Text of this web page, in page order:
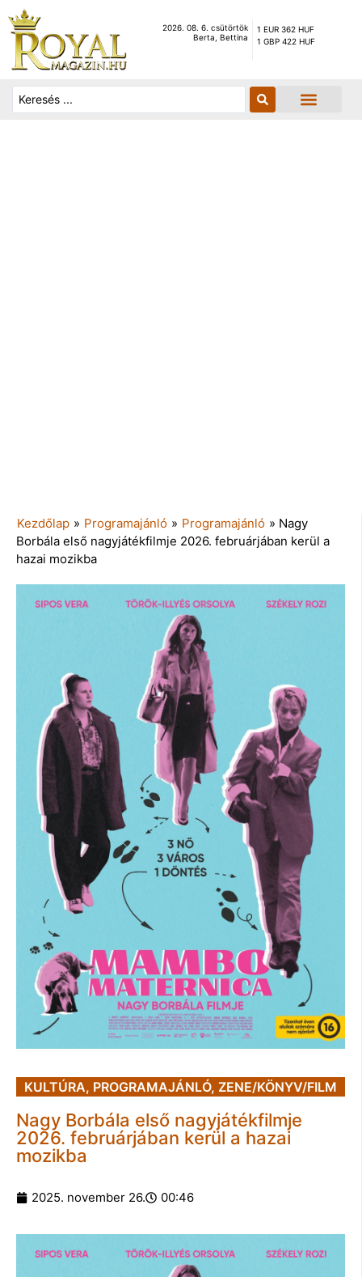
2026. 08. 6. csütörtök
Berta, Bettina
1 EUR 362 HUF
1 GBP 422 HUF
Kezdőlap » Programajánló » Programajánló » Nagy
Borbála első nagyjátékfilmje 2026. februárjában kerül a
hazai mozikba
KULTÚRA, PROGRAMAJÁNLÓ, ZENE/KÖNYV/FILM
Nagy Borbála első nagyjátékfilmje
2026. februárjában kerül a hazai
mozikba
2025. november 26. 00:46